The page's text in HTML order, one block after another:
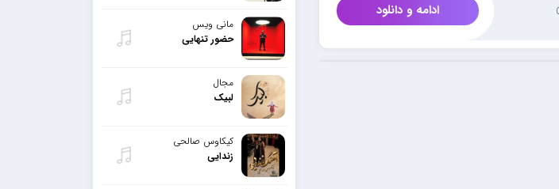
ادامه و دانلود
مانی ویس
حضور تنهایی
مجال
لبیک
کیکاوس صالحی
زندایی